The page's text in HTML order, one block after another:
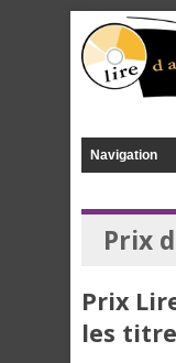
Prix
Prix
les